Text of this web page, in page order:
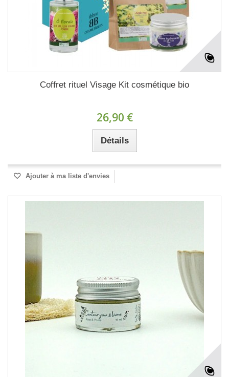
Coffret rituel Visage Kit cosmétique bio
26,90 €
Détails
Ajouter à ma liste d'envies